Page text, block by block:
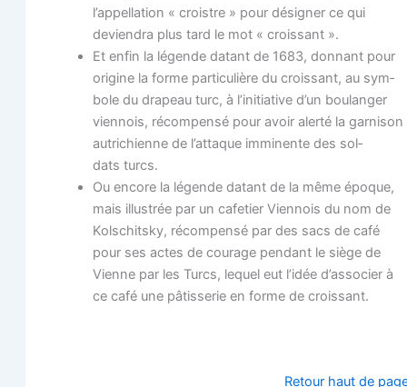
l’appellation « croistre » pour dési­gner ce qui
devien­dra plus tard le mot « croissant ».
Et enfin la légende datant de 1683, don­nant pour
ori­gine la forme par­ti­cu­lière du crois­sant, au sym­
bole du dra­peau turc, à l’initiative d’un bou­lan­ger
vien­nois, récom­pen­sé pour avoir aler­té la gar­ni­son
autri­chienne de l’attaque immi­nente des sol­
dats turcs.
Ou encore la légende datant de la même époque,
mais illus­trée par un cafe­tier Vien­nois du nom de
Kol­schits­ky, récom­pen­sé par des sacs de café
pour ses actes de cou­rage pen­dant le siège de
Vienne par les Turcs, lequel eut l’idée d’associer à
ce café une pâtis­se­rie en forme de croissant.
Retour haut de